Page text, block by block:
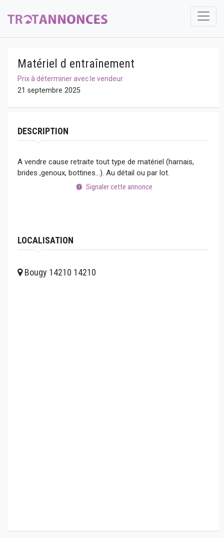
Matériel d entraînement
Prix à déterminer avec le vendeur
21 septembre 2025
DESCRIPTION
A vendre cause retraite tout type de matériel (harnais,
brides ,genoux, bottines...). Au détail ou par lot.
Signaler cette annonce
LOCALISATION
Bougy 14210 14210